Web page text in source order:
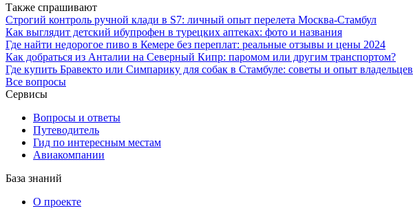
Также спрашивают
Строгий контроль ручной клади в S7: личный опыт перелета Москва-Стамбул
Как выглядит детский ибупрофен в турецких аптеках: фото и названия
Где найти недорогое пиво в Кемере без переплат: реальные отзывы и цены 2024
Как добраться из Анталии на Северный Кипр: паромом или другим транспортом?
Где купить Бравекто или Симпарику для собак в Стамбуле: советы и опыт владельцев
Все вопросы
Сервисы
Вопросы и ответы
Путеводитель
Гид по интересным местам
Авиакомпании
База знаний
О проекте